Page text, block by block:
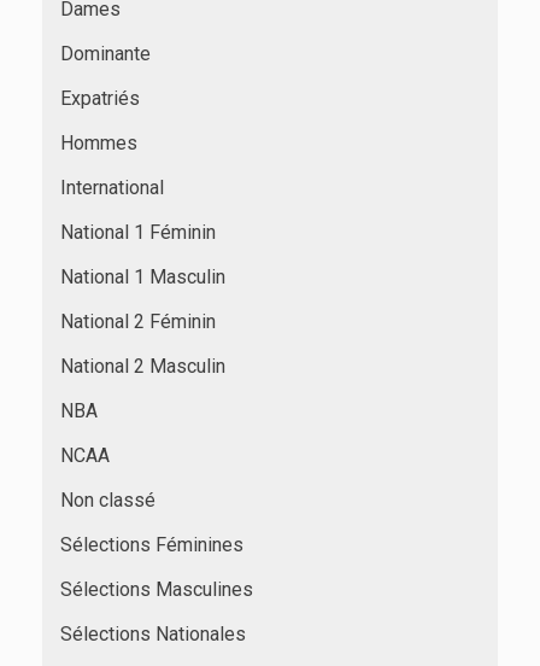
Dames
Dominante
Expatriés
Hommes
International
National 1 Féminin
National 1 Masculin
National 2 Féminin
National 2 Masculin
NBA
NCAA
Non classé
Sélections Féminines
Sélections Masculines
Sélections Nationales